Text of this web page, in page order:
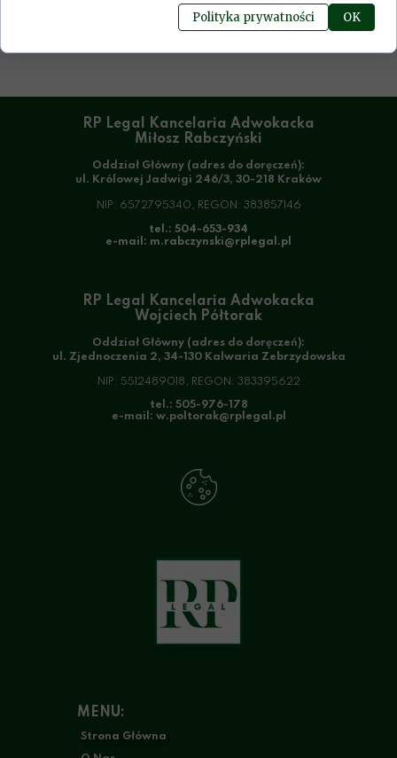
NIP: 5512489018, REGON: 383395622
tel.: 505-976-178
e-mail: w.poltorak@rplegal.pl
Oddział Główny (adres do doręczeń):
ul. Zjednoczenia 2, 34-130 Kalwaria Zebrzydowska
RP Legal Kancelaria Adwokacka
Wojciech Półtorak
Strona Główna
RP Legal Kancelaria Adwokacka
Miłosz Rabczyński
Oddział Główny (adres do doręczeń):
ul. Królowej Jadwigi 246/3, 30-218 Kraków
NIP: 6572795340 , REGON: 383857146
tel.: 504-653-934
e-mail: m.rabczynski@rplegal.pl
MENU:
Polityka prywatności OK